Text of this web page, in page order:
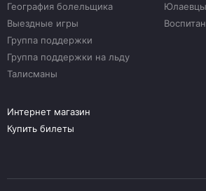
География болельщика
Выездные игры
Группа поддержки
Группа поддержки на льду
Талисманы
Интернет магазин
Купить билеты